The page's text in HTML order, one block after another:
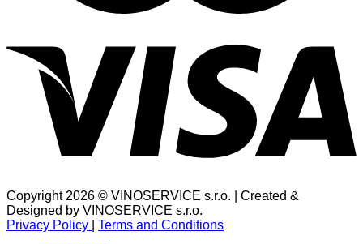
Copyright 2026 © VINOSERVICE s.r.o. | Created &
Designed by VINOSERVICE s.r.o.
Privacy Policy
Terms and Conditions